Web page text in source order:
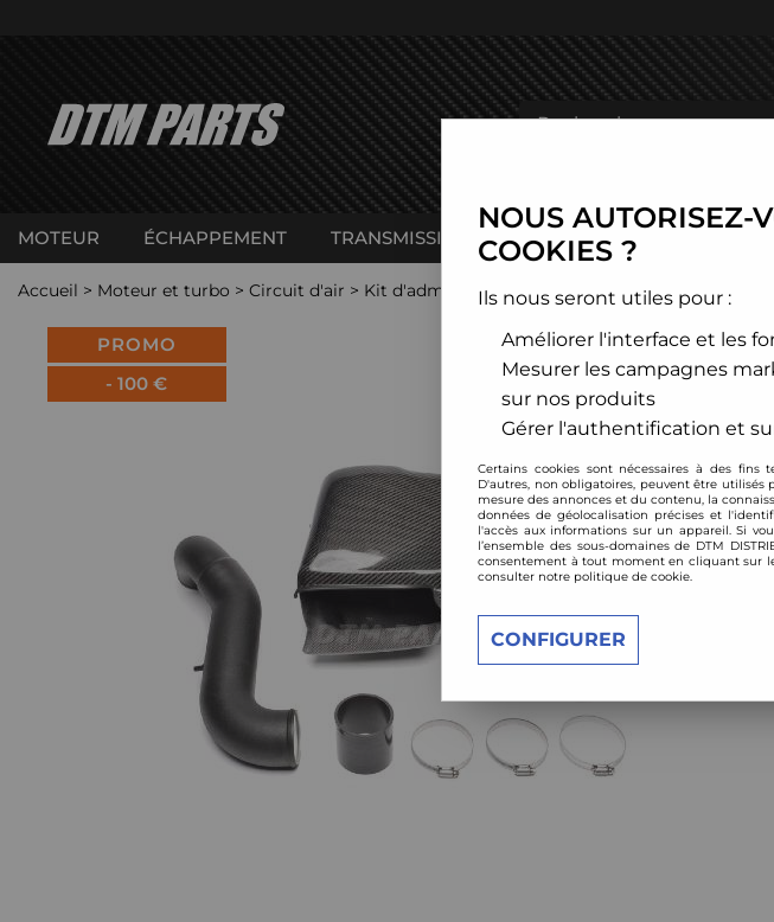
MOTEUR ÉCHAPPEMENT TRANSMISSION CHÂSSIS
Accueil > Moteur et turbo > Circuit d'air > Kit d'admission directe >Volkswagen > Golf
PROMO
-100 €
NOUS AUTORISEZ-
COOKIES ?
Ils nous seront utiles pour :
Améliorer l'interface et les
Mesurer les campagnes
sur nos produits
Gérer l'authentification et
Certains cookies sont nécessaires à des fins
D'autres, non obligatoires, peuvent être
mesure des annonces et du contenu, la
données de géolocalisation précises et
l'accès aux informations sur un appareil. Si
l’ensemble des sous-domaines de DTM
consentement à tout moment en cliquant sur
consulter notre politique de cookie.
CONFIGURER